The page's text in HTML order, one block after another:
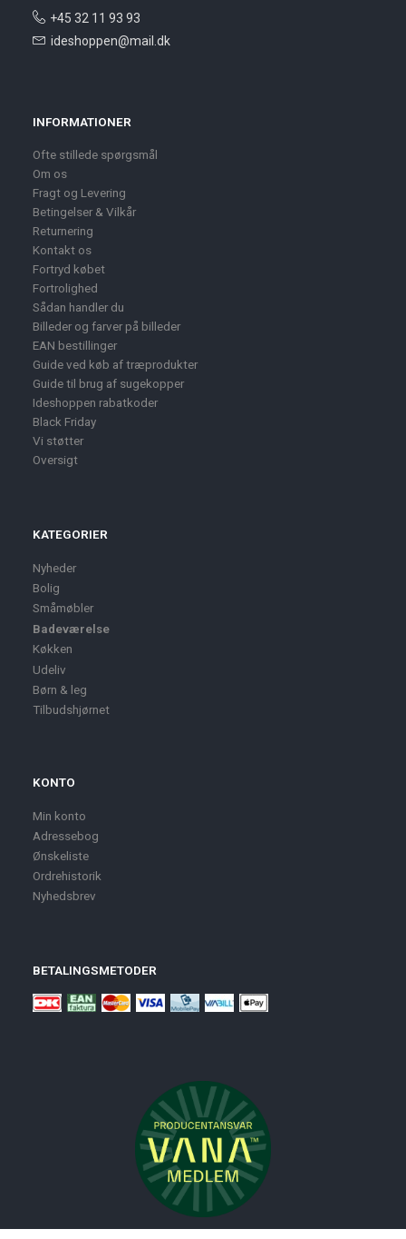
+45 32 11 93 93
ideshoppen@mail.dk
INFORMATIONER
Ofte stillede spørgsmål
Om os
Fragt og Levering
Betingelser & Vilkår
Returnering
Kontakt os
Fortryd købet
Fortrolighed
Sådan handler du
Billeder og farver på billeder
EAN bestillinger
Guide ved køb af træprodukter
Guide til brug af sugekopper
Ideshoppen rabatkoder
Black Friday
Vi støtter
Oversigt
KATEGORIER
Nyheder
Bolig
Småmøbler
Badeværelse
Køkken
Udeliv
Børn & leg
Tilbudshjørnet
KONTO
Min konto
Adressebog
Ønskeliste
Ordrehistorik
Nyhedsbrev
BETALINGSMETODER